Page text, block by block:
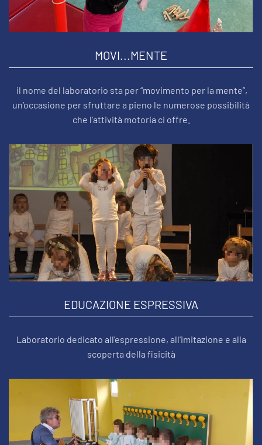
MOVI...MENTE
il nome del laboratorio sta per “movimento per la mente”,
un’occasione per sfruttare a pieno le numerose possibilità
che l’attività motoria ci offre.
EDUCAZIONE ESPRESSIVA
Laboratorio dedicato all'espressione, all'imitazione e alla
scoperta della fisicità